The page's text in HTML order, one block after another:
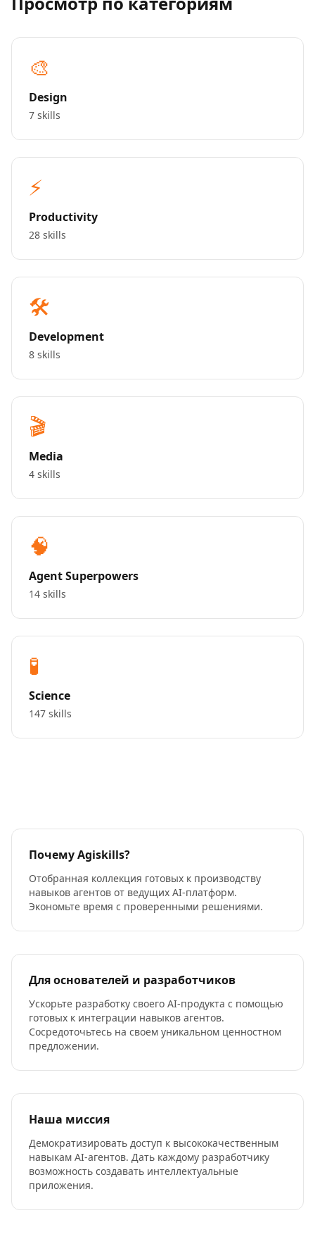
🎨
Design
7 skills
⚡
Productivity
28 skills
🛠️
Development
8 skills
🎬
Media
4 skills
🧠
Agent Superpowers
14 skills
🧪
Science
147 skills
Почему Agiskills?
Отобранная коллекция готовых к производству
навыков агентов от ведущих AI-платформ.
Экономьте время с проверенными решениями.
Для основателей и разработчиков
Ускорьте разработку своего AI-продукта с помощью
готовых к интеграции навыков агентов.
Сосредоточьтесь на своем уникальном ценностном
предложении.
Наша миссия
Демократизировать доступ к высококачественным
навыкам AI-агентов. Дать каждому разработчику
возможность создавать интеллектуальные
приложения.